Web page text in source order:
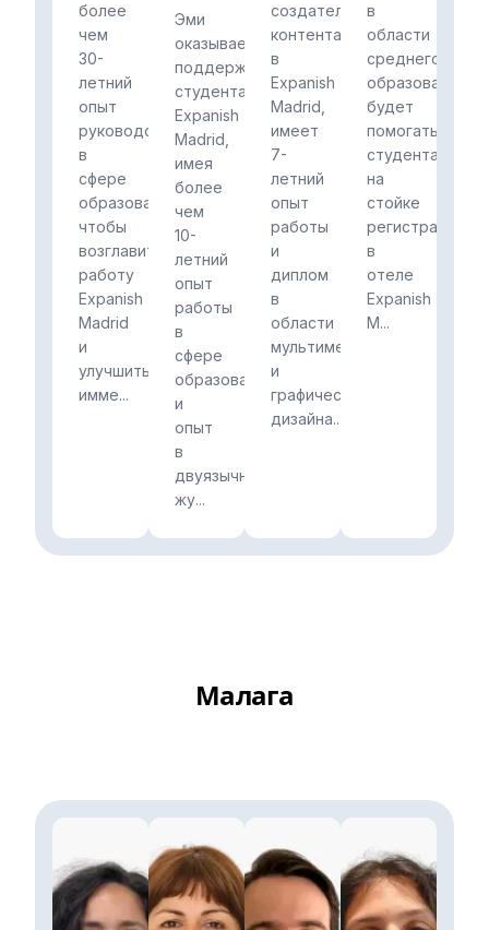
более
чем
30-
летний
опыт
руководства
в
сфере
образования,
чтобы
возглавить
работу
Expanish
Madrid
и
улучшить
имме...
Эми
оказывает
поддержку
студентам
Expanish
Madrid,
имея
более
чем
10-
летний
опыт
работы
в
сфере
образования
и
опыт
в
двуязычной
жу...
создательница
контента
в
Expanish
Madrid,
имеет
7-
летний
опыт
работы
и
диплом
в
области
мультимедиа
и
графического
дизайна...
в
области
среднего
образования,
будет
помогать
студентам
на
стойке
регистрации
в
отеле
Expanish
M...
Малага